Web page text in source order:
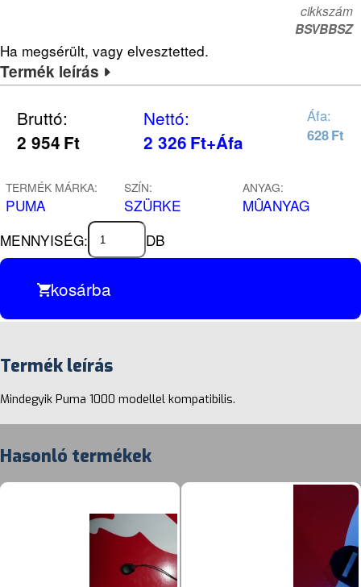
cikkszám
BSVBBSZ
Ha megsérült, vagy elvesztetted.
Termék leírás
Bruttó:
2 954 Ft
Nettó:
2 326 Ft+Áfa
Áfa:
628Ft
TERMÉK MÁRKA:
PUMA
SZÍN:
SZÜRKE
ANYAG:
MÛANYAG
MENNYISÉG:
DB
kosárba
Termék leírás
Mindegyik Puma 1000 modellel kompatibilis.
Hasonló termékek